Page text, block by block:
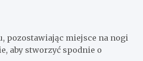
pozostawiając miejsce na nogi
aby stworzyć spodnie o